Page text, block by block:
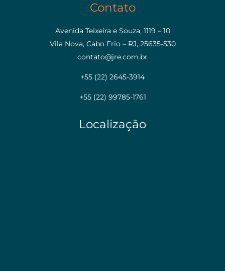
Contato
Avenida Teixeira e Souza, 1119 – 10
Vila Nova, Cabo Frio – RJ, 25635-530
contato@jre.com.br
+55 (22) 2645-3914
+55 (22) 99785-1761
Localização